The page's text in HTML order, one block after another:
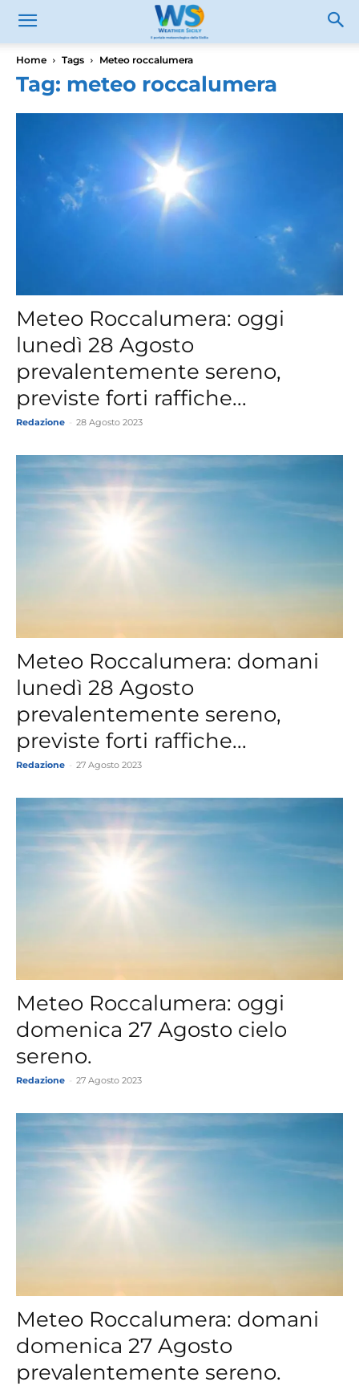
Home Tags Meteo roccalumera
Tag: meteo roccalumera
Meteo Roccalumera: oggi
lunedì 28 Agosto
prevalentemente sereno,
previste forti raffiche...
Redazione 28 Agosto 2023
Meteo Roccalumera: domani
lunedì 28 Agosto
prevalentemente sereno,
previste forti raffiche...
Redazione 27 Agosto 2023
Meteo Roccalumera: oggi
domenica 27 Agosto cielo
sereno.
Redazione 27 Agosto 2023
Meteo Roccalumera: domani
domenica 27 Agosto
prevalentemente sereno.